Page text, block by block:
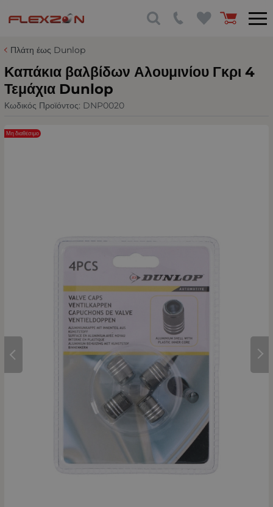
Πλάτη έως Dunlop
Καπάκια βαλβίδων Αλουμινίου Γκρι 4
Τεμάχια Dunlop
Κωδικός Προϊόντος: DNP0020
Μη διαθέσιμο